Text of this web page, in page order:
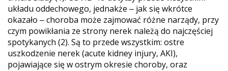
układu oddechowego, jednakże ‒ jak się wkrótce
okazało ‒ choroba może zajmować różne narządy, przy
czym powikłania ze strony nerek należą do najczęściej
spotykanych (2). Są to przede wszystkim: ostre
uszkodzenie nerek (acute kidney injury, AKI),
pojawiające się w ostrym okresie choroby, oraz